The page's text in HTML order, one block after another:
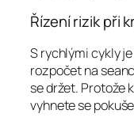
Řízení rizik při
S rychlými cykly
rozpočet na
se držet. Protože
vyhnete se